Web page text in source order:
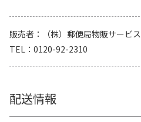
販売者
（株）郵便局物販サービス
TEL
0120-92-2310
配送情報